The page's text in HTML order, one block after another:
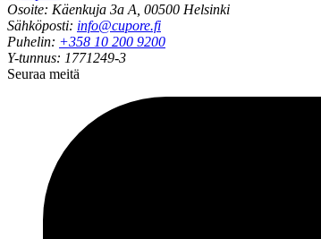
Osoite: Käenkuja 3a A, 00500 Helsinki
Sähköposti: info@cupore.fi
Puhelin: +358 10 200 9200
Y-tunnus: 1771249-3
Seuraa meitä